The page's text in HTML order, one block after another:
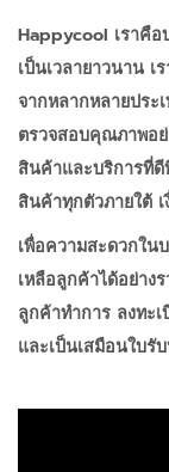
Happycool เราคื
เป็นเวลายาวนาน
จากหลากหลายประ
ตรวจสอบคุณภาพอย่
สินค้าและบริการที่
สินค้าทุกตัวภายใต้
เพื่อความสะดวกใน
เหลือลูกค้าได้อย่าง
ลูกค้าทำการ ลงทะ
และเป็นเสมือนใบ